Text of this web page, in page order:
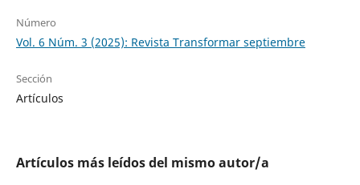
Número
Vol. 6 Núm. 3 (2025): Revista Transformar septiembre
Sección
Artículos
Artículos más leídos del mismo autor/a